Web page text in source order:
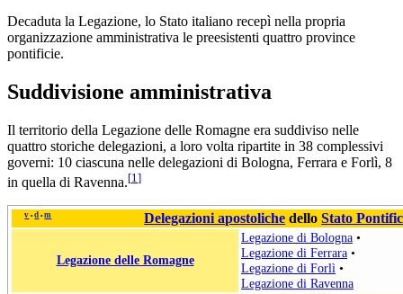
Decaduta la Legazione, lo Stato italiano recepì nella propria
organizzazione amministrativa le preesistenti quattro province
pontificie.
Suddivisione amministrativa
Il territorio della Legazione delle Romagne era suddiviso nelle
quattro storiche delegazioni, a loro volta ripartite in 38 complessivi
governi: 10 ciascuna nelle delegazioni di Bologna, Ferrara e Forlì, 8
in quella di Ravenna.[1]
v • d • m Delegazioni apostoliche delloStato
Legazione delle Romagne
Legazione di Bologna •
Legazione di Ferrara •
Legazione di Forlì •
Legazione di Ravenna